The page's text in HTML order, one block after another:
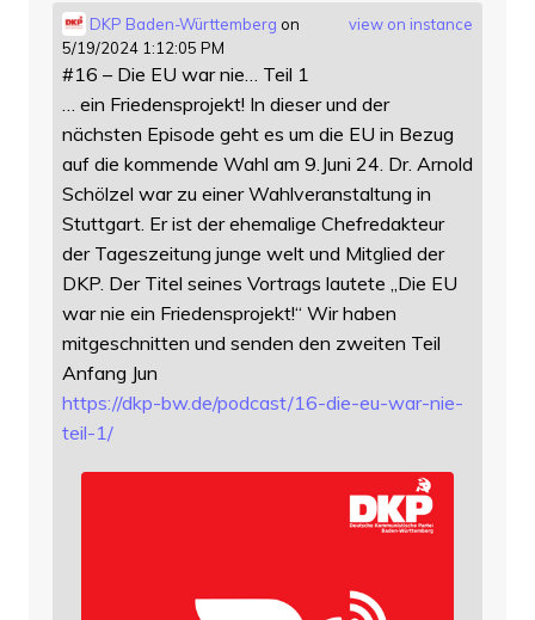
view on instance
DKP Baden-Württemberg on
5/19/2024 1:12:05 PM
#16 – Die EU war nie… Teil 1
… ein Friedensprojekt! In dieser und der
nächsten Episode geht es um die EU in Bezug
auf die kommende Wahl am 9.Juni 24. Dr. Arnold
Schölzel war zu einer Wahlveranstaltung in
Stuttgart. Er ist der ehemalige Chefredakteur
der Tageszeitung junge welt und Mitglied der
DKP. Der Titel seines Vortrags lautete „Die EU
war nie ein Friedensprojekt!“ Wir haben
mitgeschnitten und senden den zweiten Teil
Anfang Jun
https://dkp-bw.de/podcast/16-die-eu-war-nie-
teil-1/